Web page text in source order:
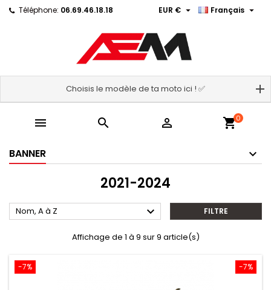
Téléphone: 06.69.46.18.18 Français 
EUR € 
Choisis le modèle de ta moto ici ! ✅
   shopping_cart0
BANNER
2021-2024
Nom, A à Z  FILTRE
Affichage de 1 à 9 sur 9 article(s)
-7%
-7%